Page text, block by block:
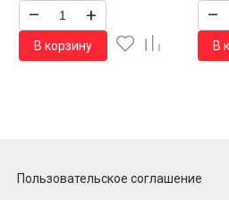
– +
В корзину
–
В
Пользовательское соглашение